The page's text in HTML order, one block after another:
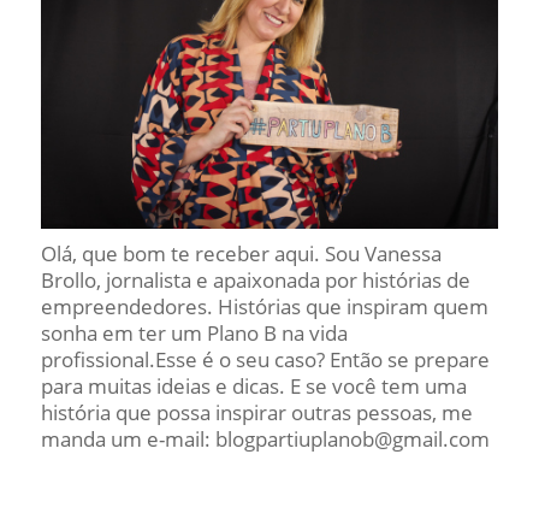
Olá, que bom te receber aqui. Sou Vanessa
Brollo, jornalista e apaixonada por histórias de
empreendedores. Histórias que inspiram quem
sonha em ter um Plano B na vida
profissional.Esse é o seu caso? Então se prepare
para muitas ideias e dicas. E se você tem uma
história que possa inspirar outras pessoas, me
manda um e-mail: blogpartiuplanob@gmail.com